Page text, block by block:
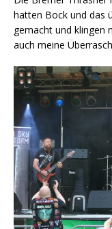
hatten Bock und das
gemacht und klingen
auch meine